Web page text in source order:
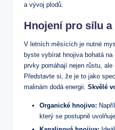
a vývoj plodů.
Hnojení pro sílu
V letních měsících je nutné
byste vybírat hnojiva bohatá
prvky pomáhají nejen růstu,
Představte si, že je to jako
malinám dodá energii. Skvělé
Organické hnojivo:
který se postupně